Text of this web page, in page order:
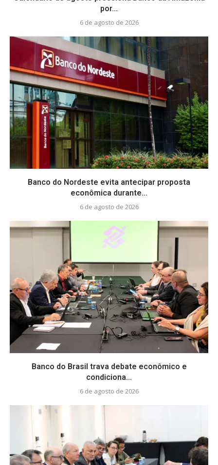
por...
6 de agosto de 2026
Banco do Nordeste evita antecipar proposta
econômica durante...
6 de agosto de 2026
Banco do Brasil trava debate econômico e
condiciona...
6 de agosto de 2026